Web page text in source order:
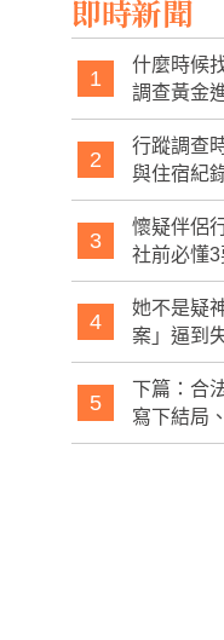
即時新聞
1
什麼時候
調查黃金
2
行蹤調查
與住宿紀
3
懷疑伴侶
社前必懂
4
她不是疑
案」逼到
5
下篇：合
寫下結局